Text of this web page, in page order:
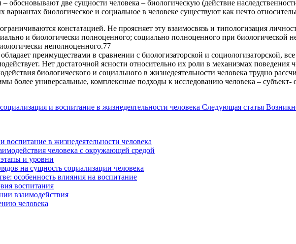
обосновывают две сущности человека – биологическую (действие
биологическое и социальное в человеке существуют как нечто
констатацией. Не проясняет эту взаимосвязь и типологизация
и биологически полноценного; социально полноценного при биологической
неполноценного.77
преимуществами в сравнении с биологизаторской и социологизаторской,
Нет достаточной ясности относительно их роли в механизмах поведения
биологического и социального в жизнедеятельности человека трудно
более универсальные, комплексные подходы к исследованию человека –
и воспитание в жизнедеятельности человека Следующая статья
в жизнедеятельности человека
человека с окружающей средой
и уровни
на сущность социализации человека
особенность влияния на воспитание
воспитания
взаимодействия
человека